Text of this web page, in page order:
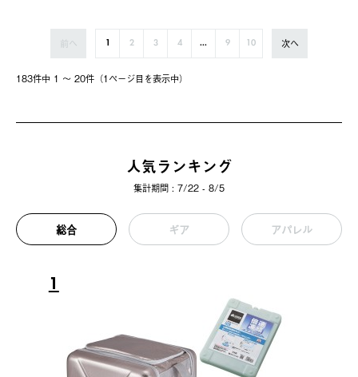
183件中 1 〜 20件（1ページ⽬を表⽰中）
前へ 1 2 3 4 ... 9 10 次へ
人気ランキング
集計期間 : 7/22 - 8/5
総合 ギア アパレル
1